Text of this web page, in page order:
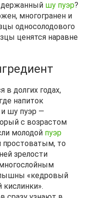
шу пуэр?
многогранен и
односолодового
ценятся наравне
в долгих годах,
напиток
и шу пуэр —
с возрастом
молодой пуэр
простоватым, то
зрелости
«кедровый